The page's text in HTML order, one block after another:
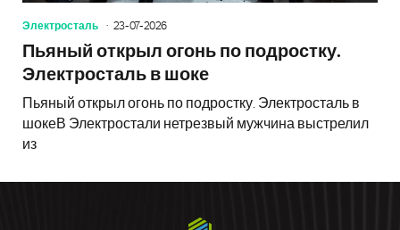
Электросталь 23-07-2026
Пьяный открыл огонь по подростку.
Электросталь в шоке
Пьяный открыл огонь по подростку. Электросталь в
шокеВ Электростали нетрезвый мужчина выстрелил
из